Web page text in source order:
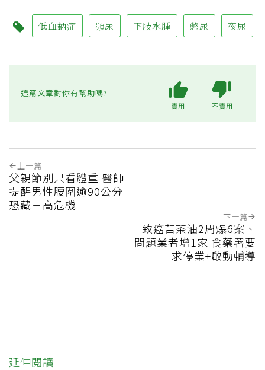
低血鈉症 頻尿 下肢水腫 憋尿 夜尿
這篇文章對你有幫助嗎?
實用 不實用
上一篇
父親節別只看體重 醫師
提醒男性腰圍逾90公分
恐藏三高危機
下一篇
致癌苦茶油2周爆6案、
問題業者增1家 食藥署要
求停業+啟動輔導
延伸閱讀